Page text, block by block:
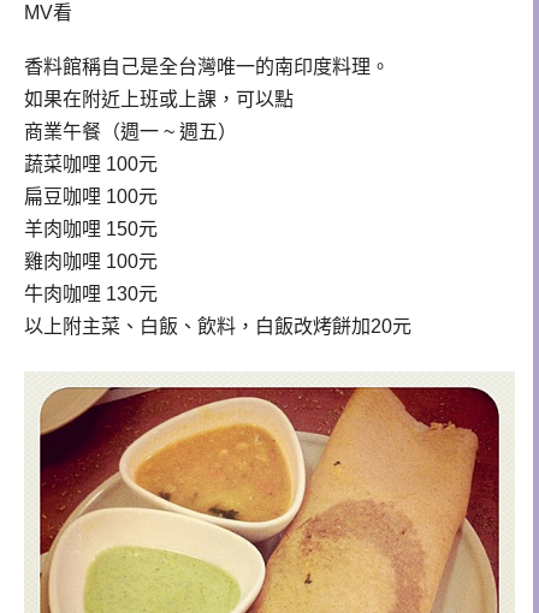
MV看
香料館稱自己是全台灣唯一的南印度料理。
如果在附近上班或上課，可以點
商業午餐（週一 ~ 週五）
蔬菜咖哩 100元
扁豆咖哩 100元
羊肉咖哩 150元
雞肉咖哩 100元
牛肉咖哩 130元
以上附主菜、白飯、飲料，白飯改烤餅加20元